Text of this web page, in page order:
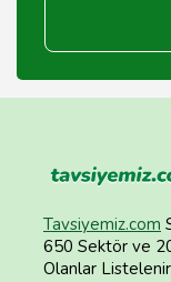
Tavsiyemiz.com
650 Sektör ve
Olanlar Listelenir.